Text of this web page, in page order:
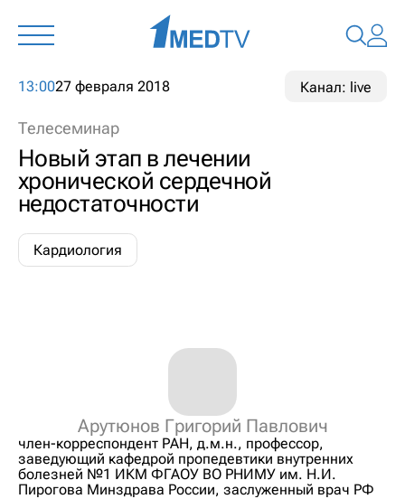
13:0027 февраля 2018 Канал: live
Телесеминар
Новый этап в лечении
хронической сердечной
недостаточности
Кардиология
Арутюнов Григорий Павлович
член-корреспондент РАН, д.м.н., профессор,
заведующий кафедрой пропедевтики внутренних
болезней №1 ИКМ ФГАОУ ВО РНИМУ им. Н.И.
Пирогова Минздрава России, заслуженный врач РФ